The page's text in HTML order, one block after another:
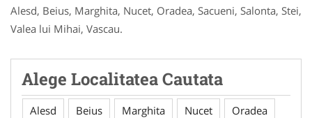
Alesd, Beius, Marghita, Nucet, Oradea, Sacueni, Salonta, Stei,
Valea lui Mihai, Vascau.
Alege Localitatea Cautata
Alesd Beius Marghita Nucet Oradea